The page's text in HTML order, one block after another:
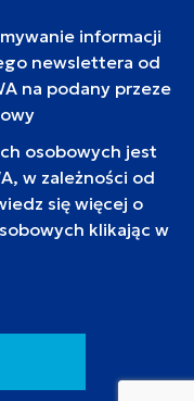
informacji
newslettera od
na podany przeze
osobowych jest
w zależności od
się więcej o
klikając w